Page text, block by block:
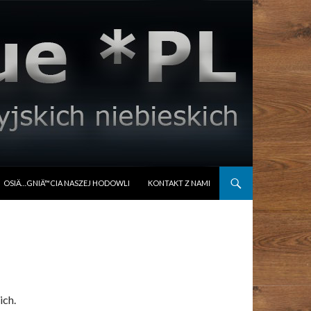
OSIÄ…GNIÄ™CIA NASZEJ HODOWLI KONTAKT Z NAMI